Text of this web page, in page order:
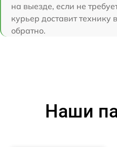
на выезде, если не
курьер доставит технику
обратно.
Наши